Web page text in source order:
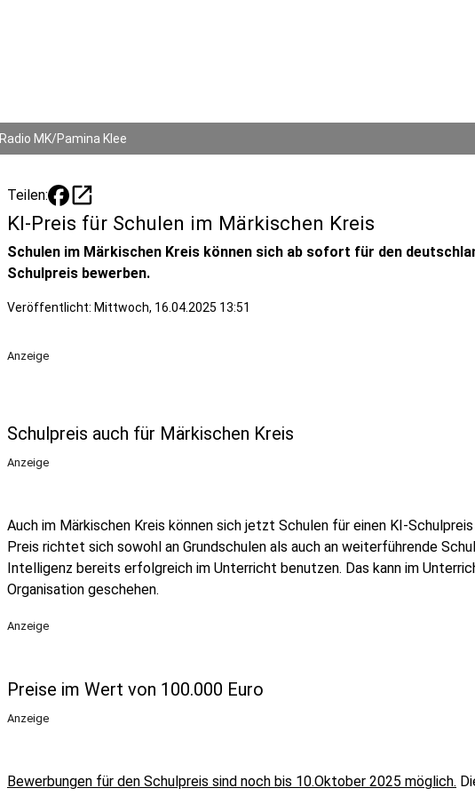
Radio MK/Pamina Klee
Teilen: open_in_new
KI-Preis für Schulen im Märkischen Kreis
Schulen im Märkischen Kreis können sich ab sofort für den
Schulpreis bewerben.
Veröffentlicht: Mittwoch, 16.04.2025 13:51
Anzeige
Schulpreis auch für Märkischen Kreis
Anzeige
Auch im Märkischen Kreis können sich jetzt Schulen für einen KI-
Preis richtet sich sowohl an Grundschulen als auch an weiterführende
Intelligenz bereits erfolgreich im Unterricht benutzen. Das kann im
Organisation geschehen.
Anzeige
Preise im Wert von 100.000 Euro
Anzeige
Bewerbungen für den Schulpreis sind noch bis 10.Oktober 2025 möglich.